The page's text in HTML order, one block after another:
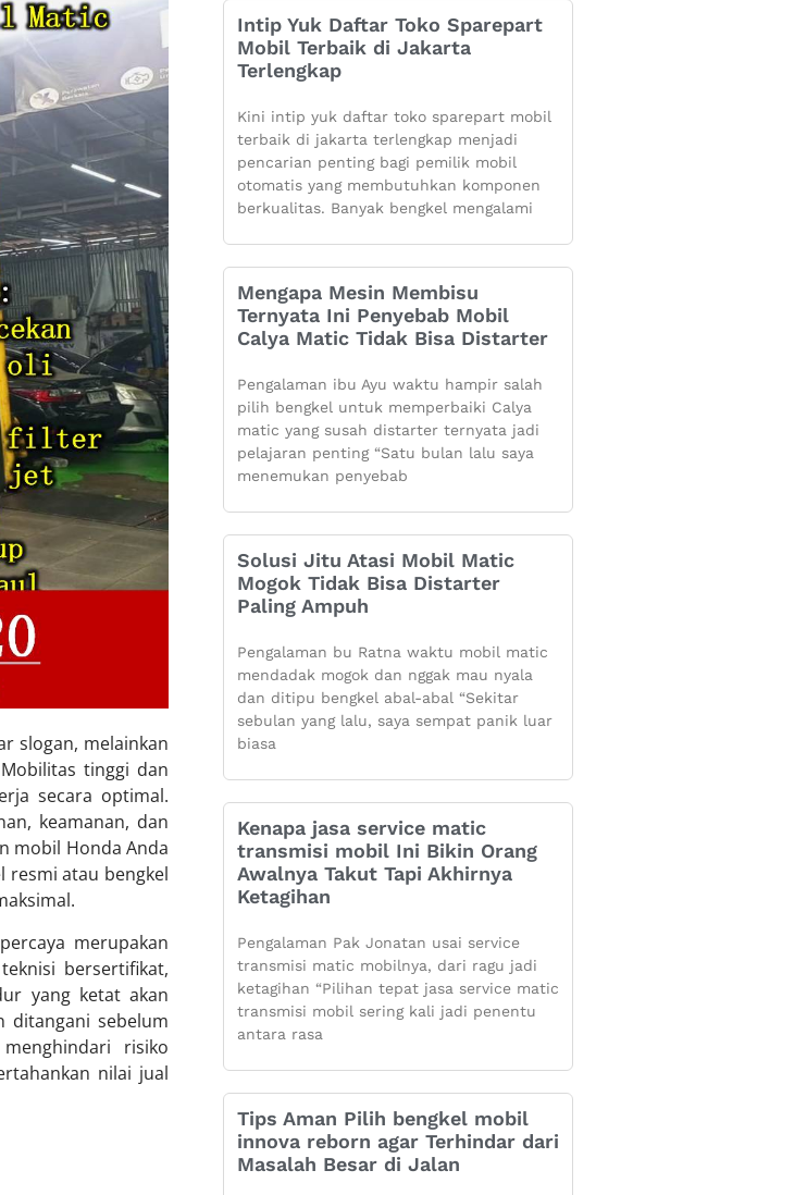
slogan, melainkan
tinggi dan
secara optimal.
keamanan, dan
mobil Honda Anda
resmi atau bengkel
merupakan
bersertifikat,
yang ketat akan
ditangani sebelum
risiko
nilai jual
Intip Yuk Daftar Toko Sparepart
Mobil Terbaik di Jakarta
Terlengkap
Kini intip yuk daftar toko sparepart mobil
terbaik di jakarta terlengkap menjadi
pencarian penting bagi pemilik mobil
otomatis yang membutuhkan komponen
berkualitas. Banyak bengkel mengalami
Mengapa Mesin Membisu
Ternyata Ini Penyebab Mobil
Calya Matic Tidak Bisa Distarter
Pengalaman ibu Ayu waktu hampir salah
pilih bengkel untuk memperbaiki Calya
matic yang susah distarter ternyata jadi
pelajaran penting “Satu bulan lalu saya
menemukan penyebab
Solusi Jitu Atasi Mobil Matic
Mogok Tidak Bisa Distarter
Paling Ampuh
Pengalaman bu Ratna waktu mobil matic
mendadak mogok dan nggak mau nyala
dan ditipu bengkel abal-abal “Sekitar
sebulan yang lalu, saya sempat panik luar
biasa
Kenapa jasa service matic
transmisi mobil Ini Bikin Orang
Awalnya Takut Tapi Akhirnya
Ketagihan
Pengalaman Pak Jonatan usai service
transmisi matic mobilnya, dari ragu jadi
ketagihan “Pilihan tepat jasa service matic
transmisi mobil sering kali jadi penentu
antara rasa
Tips Aman Pilih bengkel mobil
innova reborn agar Terhindar dari
Masalah Besar di Jalan